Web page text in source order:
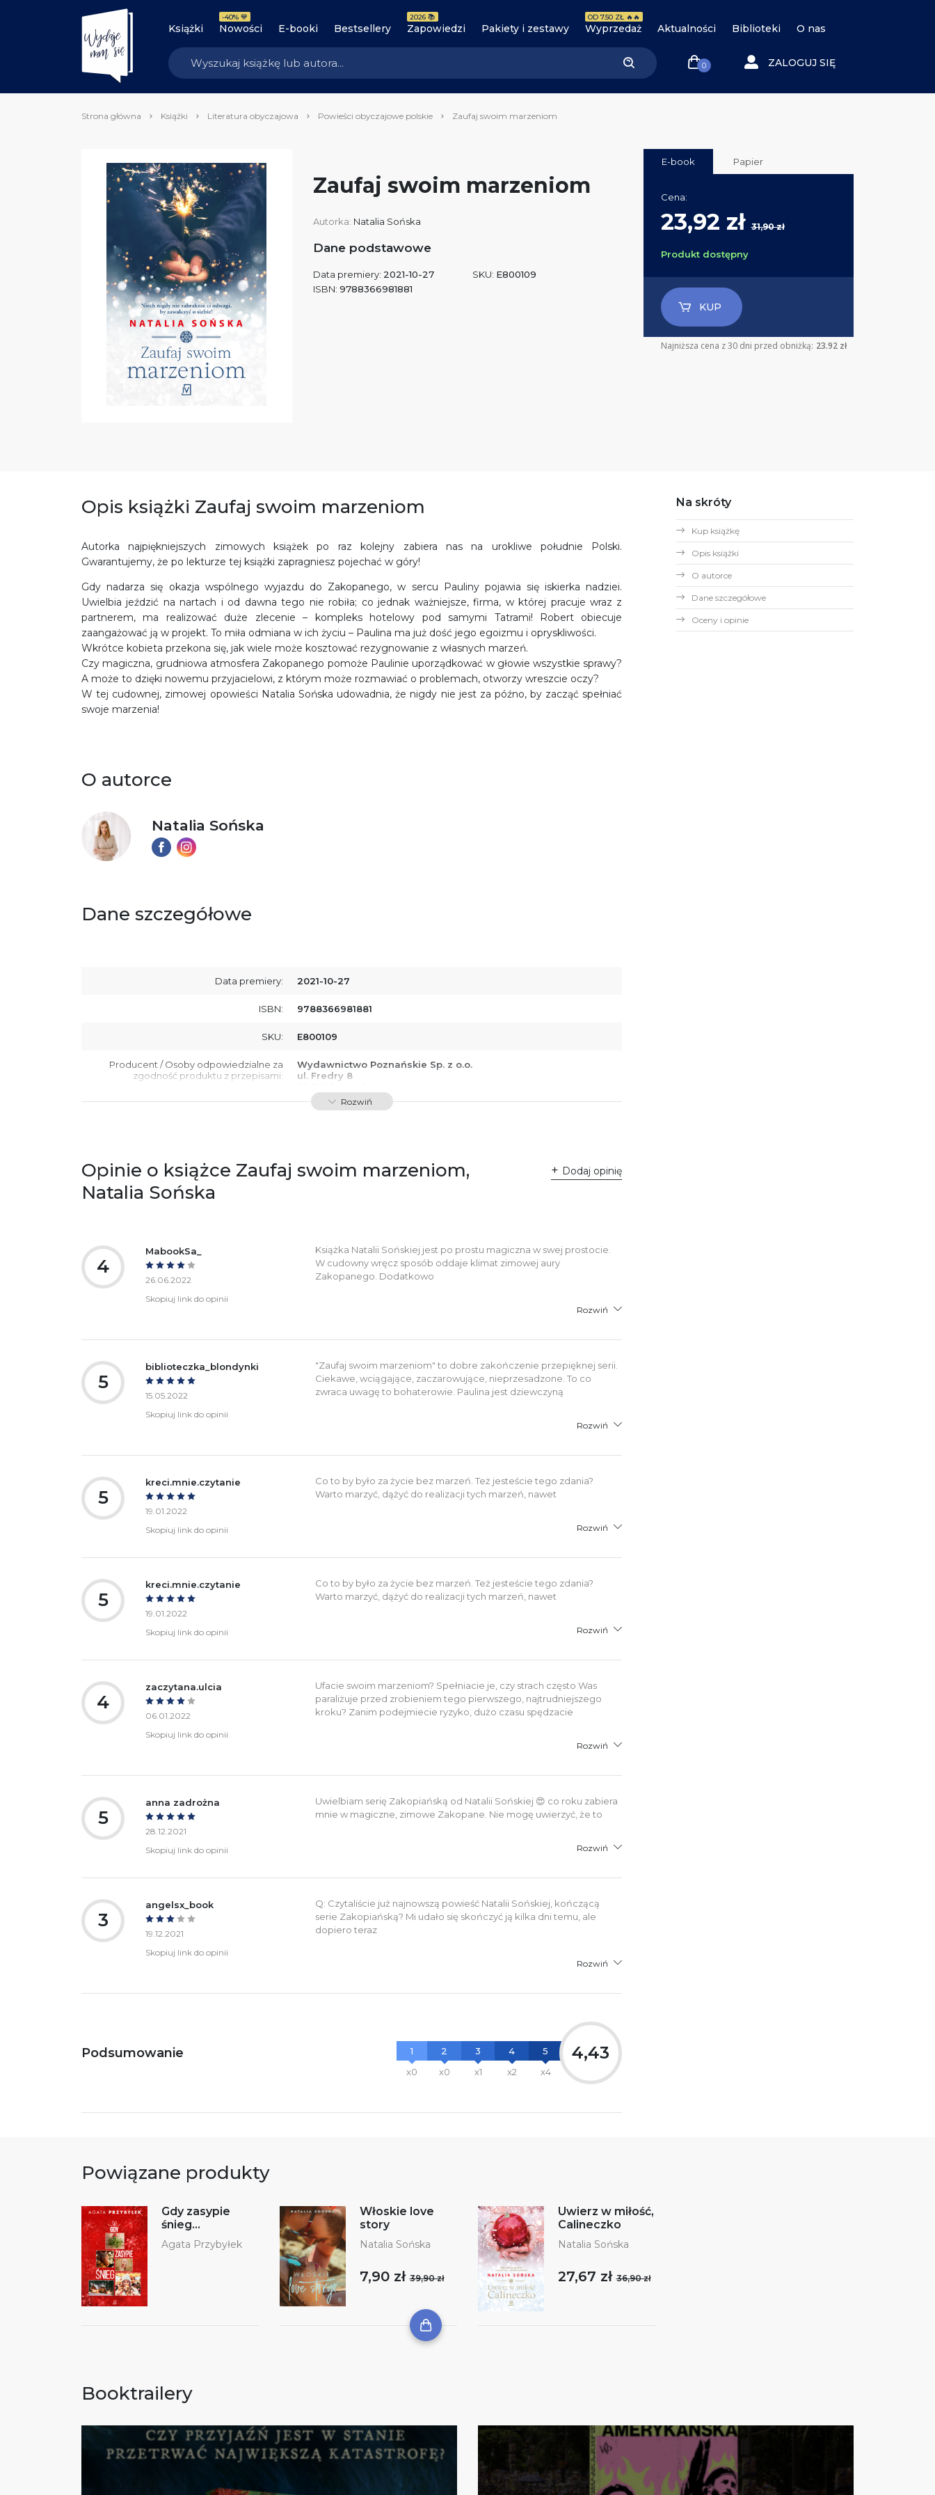
Książki Nowości
-40% 💙
E-booki Bestsellery Zapowiedzi
2026 📚
Pakiety i zestawy Wyprzedaż
OD 7.50 ZŁ 🔥🔥
Aktualności Biblioteki O nas
0 ZALOGUJ SIĘ
Strona główna Książki Literatura obyczajowa Powieści obyczajowe polskie Zaufaj swoim marzeniom
Zaufaj swoim marzeniom
Autorka: Natalia Sońska
Dane podstawowe
Data premiery: 2021-10-27
ISBN: 9788366981881
SKU: E800109
E-book Papier
Cena:
23,92 zł31,90 zł
Produkt dostępny
KUP
Najniższa cena z 30 dni przed obniżką: 23.92 zł
Opis książki Zaufaj swoim marzeniom
Autorka najpiękniejszych zimowych książek po raz kolejny zabiera nas na urokliwe południe Polski.
Gwarantujemy, że po lekturze tej książki zapragniesz pojechać w góry!
Gdy nadarza się okazja wspólnego wyjazdu do Zakopanego, w sercu Pauliny pojawia się iskierka nadziei.
Uwielbia jeździć na nartach i od dawna tego nie robiła; co jednak ważniejsze, firma, w której pracuje wraz z
partnerem, ma realizować duże zlecenie – kompleks hotelowy pod samymi Tatrami! Robert obiecuje
zaangażować ją w projekt. To miła odmiana w ich życiu – Paulina ma już dość jego egoizmu i opryskliwości.
Wkrótce kobieta przekona się, jak wiele może kosztować rezygnowanie z własnych marzeń.
Czy magiczna, grudniowa atmosfera Zakopanego pomoże Paulinie uporządkować w głowie wszystkie sprawy?
A może to dzięki nowemu przyjacielowi, z którym może rozmawiać o problemach, otworzy wreszcie oczy?
W tej cudownej, zimowej opowieści Natalia Sońska udowadnia, że nigdy nie jest za późno, by zacząć spełniać
swoje marzenia!
O autorce
Natalia Sońska
Dane szczegółowe
Data premiery: 2021-10-27
ISBN: 9788366981881
SKU: E800109
Producent / Osoby odpowiedzialne za
zgodność produktu z przepisami:
Wydawnictwo Poznańskie Sp. z o.o.
ul. Fredry 8
Polska
kontakt@wydajenamsie.pl
Rozwiń
Opinie o książce Zaufaj swoim marzeniom,
Natalia Sońska
Dodaj opinię
4
MabookSa_
26.06.2022
Skopiuj link do opinii
Książka Natalii Sońskiej jest po prostu magiczna w swej prostocie.
W cudowny wręcz sposób oddaje klimat zimowej aury
Zakopanego. Dodatkowo
Rozwiń
5
biblioteczka_blondynki
15.05.2022
Skopiuj link do opinii
"Zaufaj swoim marzeniom" to dobre zakończenie przepięknej serii.
Ciekawe, wciągające, zaczarowujące, nieprzesadzone. To co
zwraca uwagę to bohaterowie. Paulina jest dziewczyną
Rozwiń
5
kreci.mnie.czytanie
19.01.2022
Skopiuj link do opinii
Co to by było za życie bez marzeń. Też jesteście tego zdania?
Warto marzyć, dążyć do realizacji tych marzeń, nawet
Rozwiń
5
kreci.mnie.czytanie
19.01.2022
Skopiuj link do opinii
Co to by było za życie bez marzeń. Też jesteście tego zdania?
Warto marzyć, dążyć do realizacji tych marzeń, nawet
Rozwiń
4
zaczytana.ulcia
06.01.2022
Skopiuj link do opinii
Ufacie swoim marzeniom? Spełniacie je, czy strach często Was
paraliżuje przed zrobieniem tego pierwszego, najtrudniejszego
kroku? Zanim podejmiecie ryzyko, dużo czasu spędzacie
Rozwiń
5
anna zadrożna
28.12.2021
Skopiuj link do opinii
Uwielbiam serię Zakopiańską od Natalii Sońskiej 😍 co roku zabiera
mnie w magiczne, zimowe Zakopane. Nie mogę uwierzyć, że to
Rozwiń
3
angelsx_book
19.12.2021
Skopiuj link do opinii
Q: Czytaliście już najnowszą powieść Natalii Sońskiej, kończącą
serie Zakopiańską? Mi udało się skończyć ją kilka dni temu, ale
dopiero teraz
Rozwiń
Podsumowanie
1
x0
2
x0
3
x1
4
x2
5
x4
4,43
Na skróty
Kup książkę
Opis książki
O autorce
Dane szczegółowe
Oceny i opinie
Powiązane produkty
Gdy zasypie
śnieg…
Agata Przybyłek
Włoskie love
story
Natalia Sońska
7,90 zł39,90 zł
Uwierz w miłość,
Calineczko
Natalia Sońska
27,67 zł36,90 zł
Booktrailery